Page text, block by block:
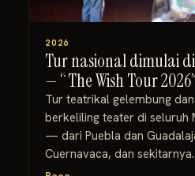
2026
Tur nasional dimulai
— “The Wish Tour
Tur teatrikal gelembung
berkeliling teater di seluruh
— dari Puebla dan
Cuernavaca, dan sekitarnya.